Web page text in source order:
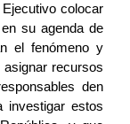
colocar
su agenda de
el fenómeno y
recursos
den
investigar estos